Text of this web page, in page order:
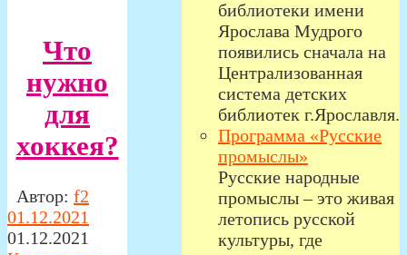
Что
нужно
для
хоккея?
Автор: f2
01.12.2021
01.12.2021
библиотеки имени
Ярослава Мудрого
появились сначала на
Централизованная
система детских
библиотек г.Ярославля.
Программа «Русские
промыслы»
Русские народные
промыслы – это живая
летопись русской
культуры, где